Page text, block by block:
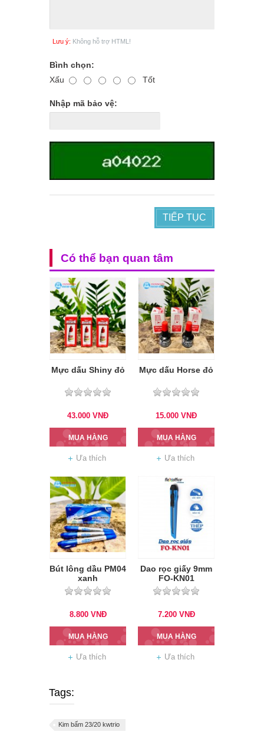
Lưu ý: Không hỗ trợ HTML!
Bình chọn:
Xấu
Tốt
Nhập mã bảo vệ:
TIẾP TỤC
Có thể bạn quan tâm
Mực dấu Shiny đỏ
43.000 VNĐ
MUA HÀNG
Ưa thích
Mực dấu Horse đỏ
15.000 VNĐ
MUA HÀNG
Ưa thích
Bút lông dầu PM04
xanh
8.800 VNĐ
MUA HÀNG
Ưa thích
Dao rọc giấy 9mm
FO-KN01
7.200 VNĐ
MUA HÀNG
Ưa thích
Tags:
Kim bấm 23/20 kwtrio